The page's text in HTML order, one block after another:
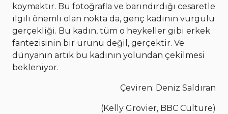
koymaktır. Bu fotoğrafla ve barındırdığı cesaretle
ilgili önemli olan nokta da, genç kadının vurgulu
gerçekliği. Bu kadın, tüm o heykeller gibi erkek
fantezisinin bir ürünü değil, gerçektir. Ve
dünyanın artık bu kadının yolundan çekilmesi
bekleniyor.
Çeviren: Deniz Saldıran
(Kelly Grovier, BBC Culture)